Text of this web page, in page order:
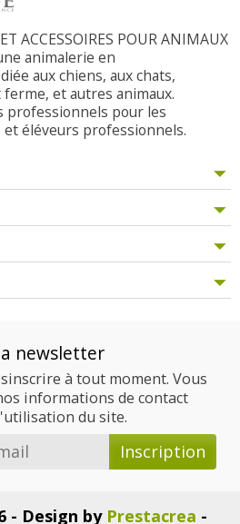
ACCESSOIRES POUR ANIMAUX
animalerie en
aux chiens, aux chats,
et autres animaux.
professionnels pour les
éléveurs professionnels.
newsletter
à tout moment. Vous
informations de contact
du site.
- Design by Prestacrea -